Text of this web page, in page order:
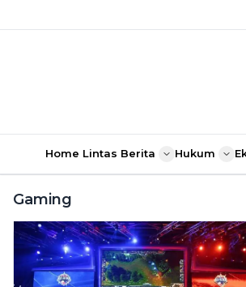
Home Lintas Berita Hukum
Gaming